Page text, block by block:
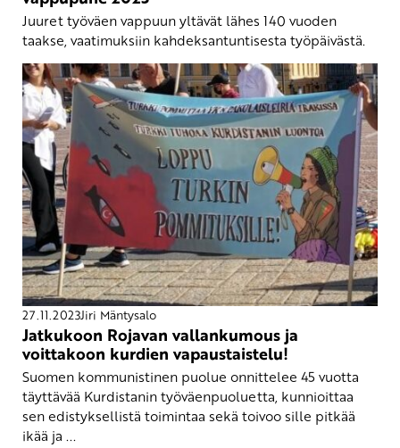
Juuret työväen vappuun yltävät lähes 140 vuoden
taakse, vaatimuksiin kahdeksantuntisesta työpäivästä.
27.11.2023Jiri Mäntysalo
Jatkukoon Rojavan vallankumous ja
voittakoon kurdien vapaustaistelu!
Suomen kommunistinen puolue onnittelee 45 vuotta
täyttävää Kurdistanin työväenpuoluetta, kunnioittaa
sen edistyksellistä toimintaa sekä toivoo sille pitkää
ikää ja ...